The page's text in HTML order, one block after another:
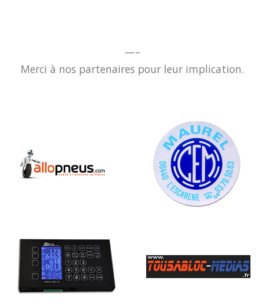
—–
Merci à nos partenaires pour leur implication.